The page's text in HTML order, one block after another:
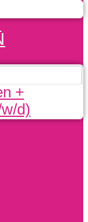
+
d)